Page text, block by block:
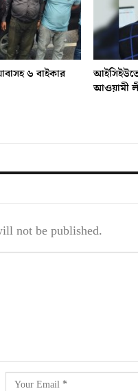
৬ বাইকার
আওয়ামী
not be published.